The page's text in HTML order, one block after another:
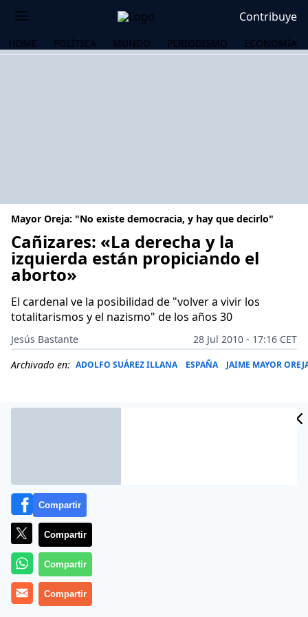
Contribuye
HOME POLÍTICA MUNDO PERIODISMO ECONOMÍA
Mayor Oreja: "No existe democracia, y hay que decirlo"
Cañizares: «La derecha y la
izquierda están propiciando el
aborto»
El cardenal ve la posibilidad de "volver a vivir los
totalitarismos y el nazismo" de los años 30
Jesús Bastante
28 Jul 2010 - 17:16 CET
Archivado en: ADOLFO SUÁREZ ILLANA ESPAÑA JAIME MAYOR
(Jesús Bastante/Agencias
podrán decir que están en contra o a favor del aborto,
Compartir
Compartir
Compartir
Compartir